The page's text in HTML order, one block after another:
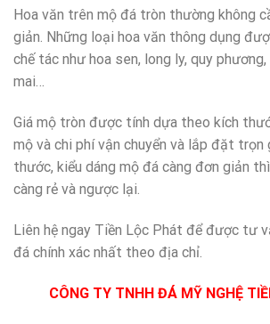
Hoa văn trên mộ đá tròn thường không
giản. Những loại hoa văn thông dụng
chế tác như hoa sen, long ly, quy
mai…
Giá mộ tròn được tính dựa theo kích
mộ và chi phí vận chuyển và lắp đặt trọn
thước, kiểu dáng mộ đá càng đơn giản
càng rẻ và ngược lại.
Liên hệ ngay Tiền Lộc Phát để được tư
đá chính xác nhất theo địa chỉ.
CÔNG TY TNHH ĐÁ MỸ NGHỆ